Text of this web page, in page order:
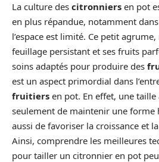
La culture des citronniers en pot
en plus répandue, notamment
l’espace est limité. Ce petit
feuillage persistant et ses fruits
soins adaptés pour produire des
est un aspect primordial dans
fruitiers en pot. En effet, une
seulement de maintenir une forme
aussi de favoriser la croissance et la
Ainsi, comprendre les meilleures
pour tailler un citronnier en pot